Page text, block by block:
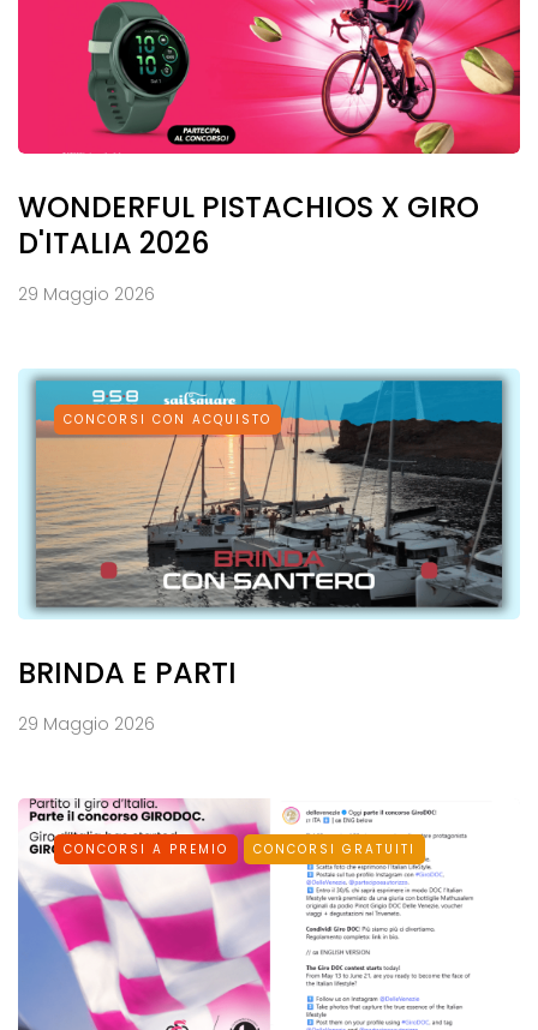
WONDERFUL PISTACHIOS X GIRO
D'ITALIA 2026
29 Maggio 2026
CONCORSI CON ACQUISTO
BRINDA E PARTI
29 Maggio 2026
CONCORSI A PREMIO CONCORSI GRATUITI